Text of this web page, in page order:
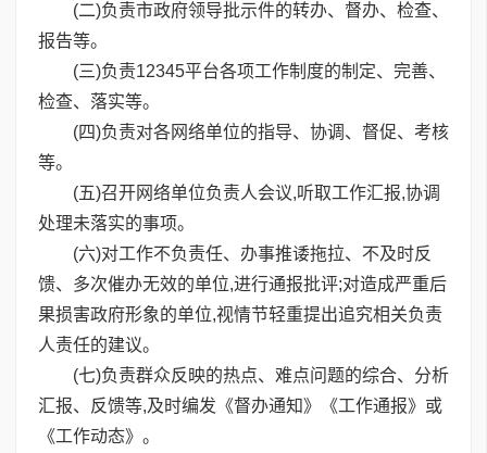
(二)负责市政府领导批示件的转办、督办、检查、
报告等。
(三)负责12345平台各项工作制度的制定、完善、
检查、落实等。
(四)负责对各网络单位的指导、协调、督促、考核
等。
(五)召开网络单位负责人会议,听取工作汇报,协调
处理未落实的事项。
(六)对工作不负责任、办事推诿拖拉、不及时反
馈、多次催办无效的单位,进行通报批评;对造成严重后
果损害政府形象的单位,视情节轻重提出追究相关负责
人责任的建议。
(七)负责群众反映的热点、难点问题的综合、分析
汇报、反馈等,及时编发《督办通知》《工作通报》或
《工作动态》。